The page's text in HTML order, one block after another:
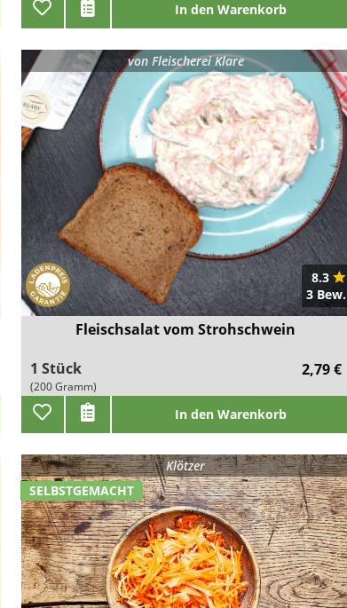
In den Warenkorb
von Fleischerei Klare
8.3
3 Bew.
Fleischsalat vom Strohschwein
1 Stück
(200 Gramm)
2,79 €
In den Warenkorb
SELBSTGEMACHT
Klötzer